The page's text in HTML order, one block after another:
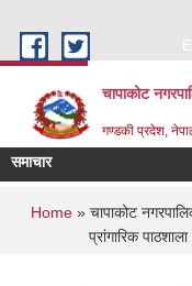
चापाकोट
गण्डकी प्रदेश,
समाचार
You are
Home » चापाकोट
प्रांगारिक